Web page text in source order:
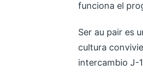
funciona el
Ser au pair es
cultura
intercambio J-